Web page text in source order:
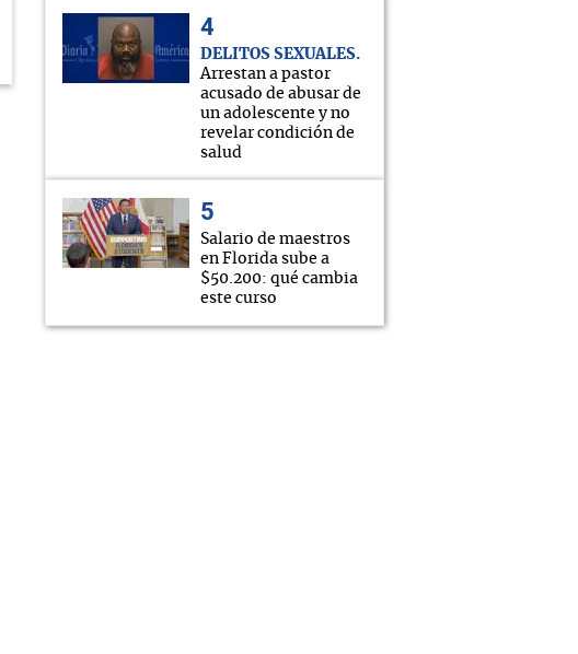
DELITOS SEXUALES
Arrestan a pastor
acusado de abusar de
un adolescente y no
revelar condición de
salud
Salario de maestros
en Florida sube a
$50.200: qué cambia
este curso